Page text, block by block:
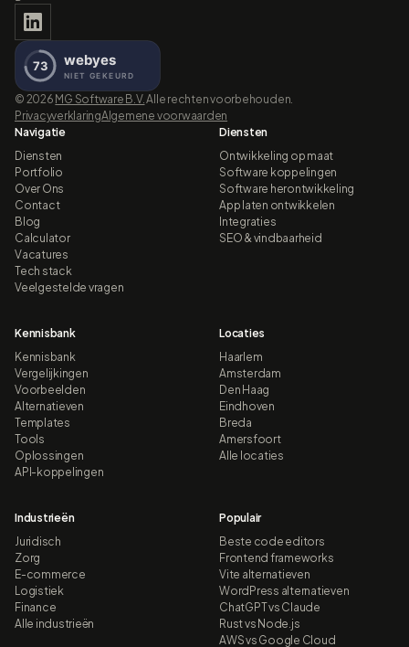
© 2026 MG Software B.V. Alle rechten voorbehouden.
PrivacyverklaringAlgemene voorwaarden
Navigatie
Diensten
Portfolio
Over Ons
Contact
Blog
Calculator
Vacatures
Tech stack
Veelgestelde vragen
Diensten
Ontwikkeling op maat
Software koppelingen
Software herontwikkeling
App laten ontwikkelen
Integraties
SEO & vindbaarheid
Kennisbank
Kennisbank
Vergelijkingen
Voorbeelden
Alternatieven
Templates
Tools
Oplossingen
API-koppelingen
Locaties
Haarlem
Amsterdam
Den Haag
Eindhoven
Breda
Amersfoort
Alle locaties
Industrieën
Juridisch
Zorg
E-commerce
Logistiek
Finance
Alle industrieën
Populair
Beste code editors
Frontend frameworks
Vite alternatieven
WordPress alternatieven
ChatGPT vs Claude
Rust vs Node.js
AWS vs Google Cloud